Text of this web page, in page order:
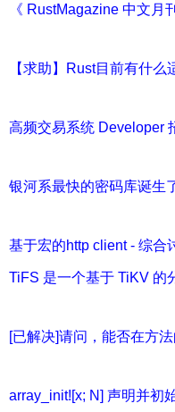
《 RustMagazine 中文
【求助】Rust目前有什
高频交易系统 Developer
银河系最快的密码库诞生
基于宏的http client - 综合
TiFS 是一个基于 TiKV 的
[已解决]请问，能否在方
array_init![x; N] 声明并初